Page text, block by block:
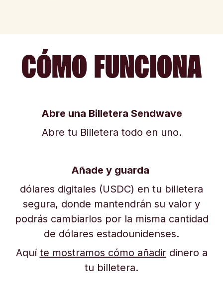
CÓMO FUNCIONA
Abre una Billetera Sendwave
Abre tu Billetera todo en uno.
Añade y guarda
dólares digitales (USDC) en tu billetera
segura, donde mantendrán su valor y
podrás cambiarlos por la misma cantidad
de dólares estadounidenses.
Aquí te mostramos cómo añadirdinero a
tu billetera.